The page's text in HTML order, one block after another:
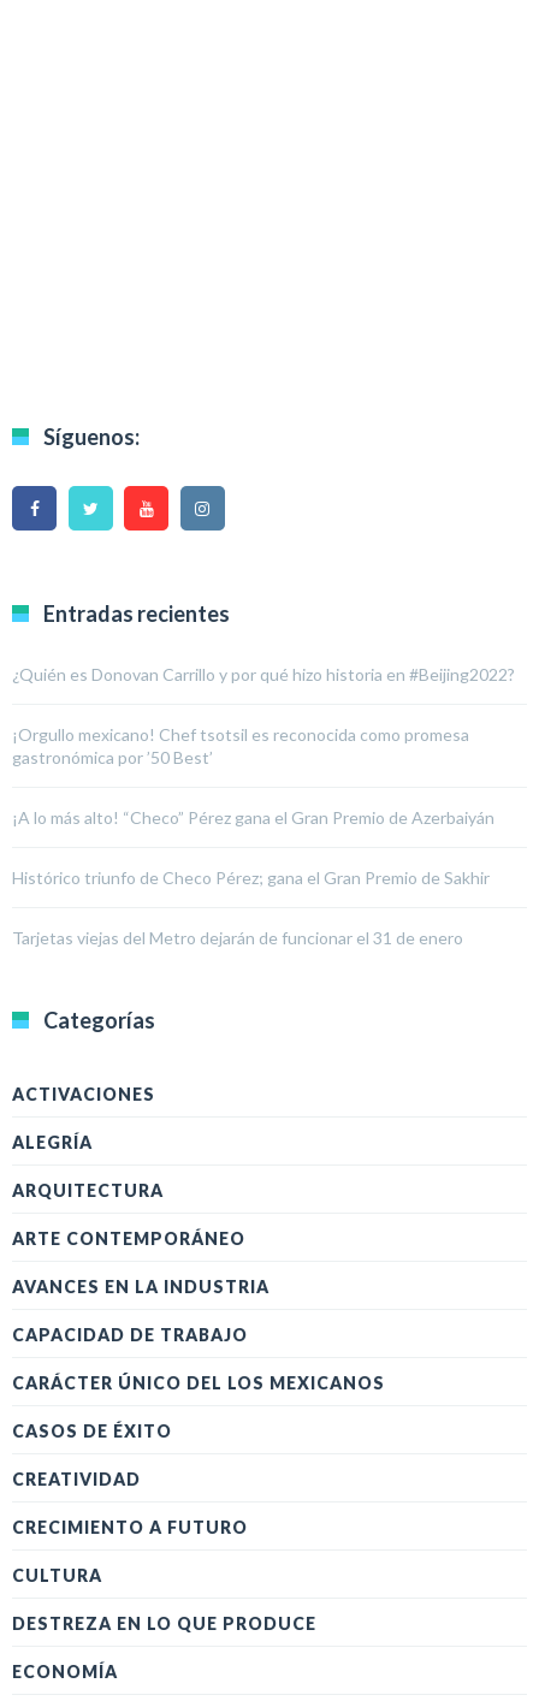
Síguenos:
Entradas recientes
¿Quién es Donovan Carrillo y por qué hizo historia en #Beijing2022?
¡Orgullo mexicano! Chef tsotsil es reconocida como promesa
gastronómica por ’50 Best’
¡A lo más alto! “Checo” Pérez gana el Gran Premio de Azerbaiyán
Histórico triunfo de Checo Pérez; gana el Gran Premio de Sakhir
Tarjetas viejas del Metro dejarán de funcionar el 31 de enero
Categorías
ACTIVACIONES
ALEGRÍA
ARQUITECTURA
ARTE CONTEMPORÁNEO
AVANCES EN LA INDUSTRIA
CAPACIDAD DE TRABAJO
CARÁCTER ÚNICO DEL LOS MEXICANOS
CASOS DE ÉXITO
CREATIVIDAD
CRECIMIENTO A FUTURO
CULTURA
DESTREZA EN LO QUE PRODUCE
ECONOMÍA